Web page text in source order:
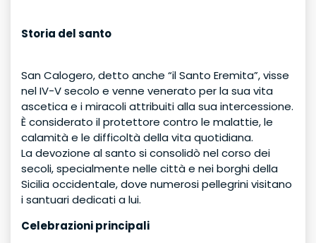
Storia del santo
San Calogero, detto anche “il Santo Eremita”, visse
nel IV-V secolo e venne venerato per la sua vita
ascetica e i miracoli attribuiti alla sua intercessione.
È considerato il protettore contro le malattie, le
calamità e le difficoltà della vita quotidiana.
La devozione al santo si consolidò nel corso dei
secoli, specialmente nelle città e nei borghi della
Sicilia occidentale, dove numerosi pellegrini visitano
i santuari dedicati a lui.
Celebrazioni principali